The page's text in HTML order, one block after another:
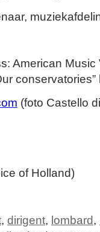
American Music
(foto Castello
of Holland)
, dirigent, lombard,